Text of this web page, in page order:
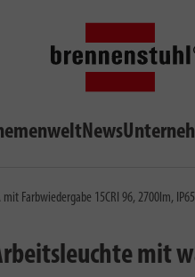
News
Farbwiedergabe 15CRI 96, 2700lm, IP65